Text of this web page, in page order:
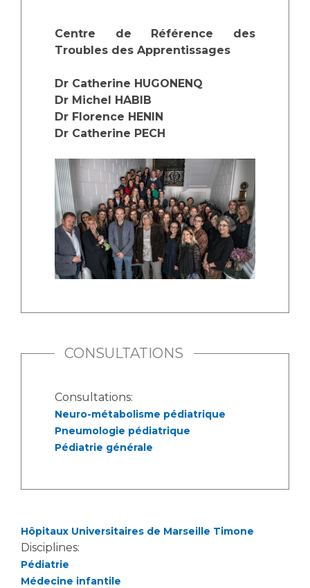
Centre de Référence des
Troubles des Apprentissages
Dr Catherine HUGONENQ
Dr Michel HABIB
Dr Florence HENIN
Dr Catherine PECH
CONSULTATIONS
Consultations:
Neuro-métabolisme pédiatrique
Pneumologie pédiatrique
Pédiatrie générale
Hôpitaux Universitaires de Marseille Timone
Disciplines:
Pédiatrie
Médecine infantile